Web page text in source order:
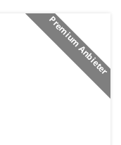
Premium Anbieter